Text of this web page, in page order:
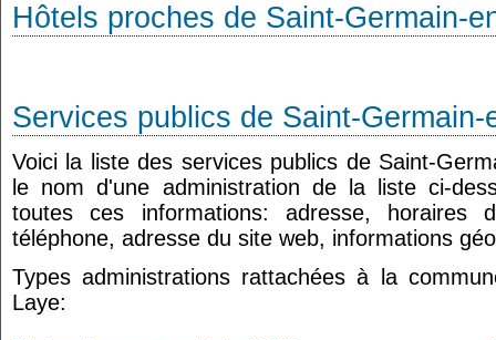
Hôtels proches de Saint-Germain-
Services publics de Saint-Germain-
Voici la liste des services publics de Saint-
le nom d'une administration de la liste ci-
toutes ces informations: adresse, horaires
téléphone, adresse du site web, informations
Types administrations rattachées à la
Laye: